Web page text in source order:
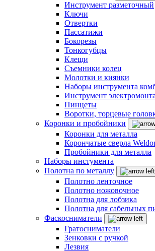
Инструмент разметочный
Ключи
Отвертки
Пассатижи
Бокорезы
Тонкогубцы
Клещи
Съемники колец
Молотки и киянки
Наборы инструмента
Инструмент
Пинцеты
Воротки, торцевые
Коронки и пробойники
Коронки для металла
Корончатые сверла
Пробойники для металла
Наборы инстумента
Полотна по металлу
Полотно ленточное
Полотно ножовочное
Полотна для лобзика
Полотна для сабельных
Фаскосниматели
Гратосниматели
Зенковки с ручкой
Лезвия